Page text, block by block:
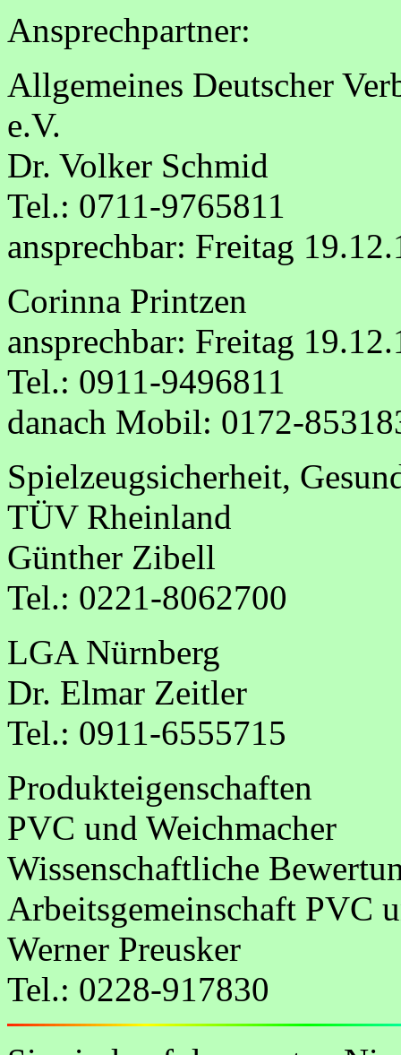
Ansprechpartner:
Allgemeines Deutscher
e.V.
Dr. Volker Schmid
Tel.: 0711-9765811
ansprechbar: Freitag
Corinna Printzen
ansprechbar: Freitag
Tel.: 0911-9496811
danach Mobil: 0172-
Spielzeugsicherheit,
TÜV Rheinland
Günther Zibell
Tel.: 0221-8062700
LGA Nürnberg
Dr. Elmar Zeitler
Tel.: 0911-6555715
Produkteigenschaften
PVC und Weichmacher
Wissenschaftliche
Arbeitsgemeinschaft PVC
Werner Preusker
Tel.: 0228-917830